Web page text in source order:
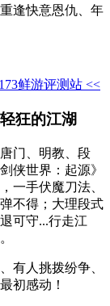
逢快意恩仇、年
鲜游评测站 <<
狂的江湖
门、明教、段
侠世界：起源》
一手伏魔刀法、
不得；大理段式
可守...行走江
有人挑拨纷争、
初感动！